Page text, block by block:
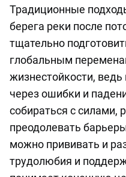
Традиционные
берега реки после
тщательно
глобальным
жизнестойкости,
через ошибки и
собираться с силами,
преодолевать
можно прививать и
трудолюбия и